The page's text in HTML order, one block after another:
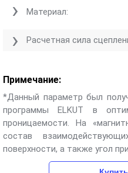
Материал:
Расчетная сила
Примечание:
*Данный параметр был
программы ELKUT в
проницаемости. На
состав
поверхности, а также угол